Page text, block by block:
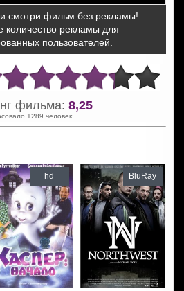
и смотри фильм без рекламы!
рекламы для
пользователей.
фильма: 8,25
1289 человек
hd BluRay